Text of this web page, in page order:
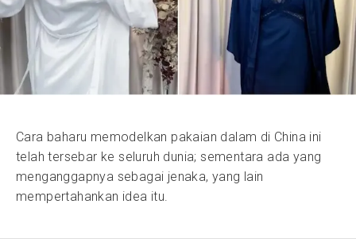
Cara baharu memodelkan pakaian dalam di China ini
telah tersebar ke seluruh dunia; sementara ada yang
menganggapnya sebagai jenaka, yang lain
mempertahankan idea itu.